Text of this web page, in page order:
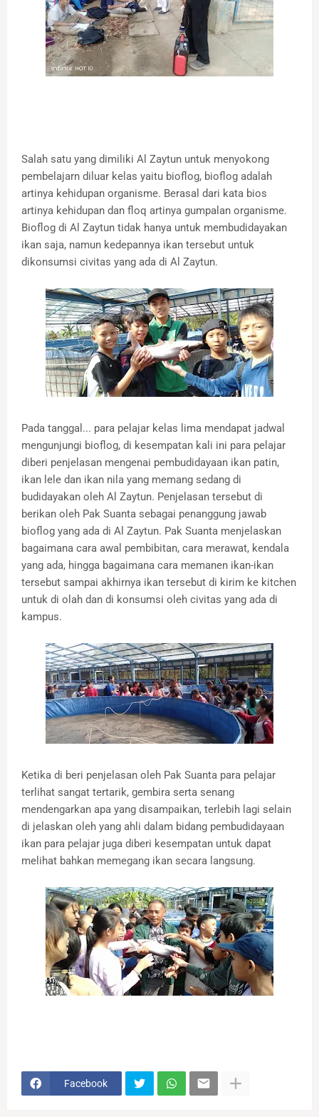
Salah satu yang dimiliki Al Zaytun untuk menyokong
pembelajarn diluar kelas yaitu bioflog, bioflog adalah
artinya kehidupan organisme. Berasal dari kata bios
artinya kehidupan dan floq artinya gumpalan organisme.
Bioflog di Al Zaytun tidak hanya untuk membudidayakan
ikan saja, namun kedepannya ikan tersebut untuk
dikonsumsi civitas yang ada di Al Zaytun.
Pada tanggal... para pelajar kelas lima mendapat jadwal
mengunjungi bioflog, di kesempatan kali ini para pelajar
diberi penjelasan mengenai pembudidayaan ikan patin,
ikan lele dan ikan nila yang memang sedang di
budidayakan oleh Al Zaytun. Penjelasan tersebut di
berikan oleh Pak Suanta sebagai penanggung jawab
bioflog yang ada di Al Zaytun. Pak Suanta menjelaskan
bagaimana cara awal pembibitan, cara merawat, kendala
yang ada, hingga bagaimana cara memanen ikan-ikan
tersebut sampai akhirnya ikan tersebut di kirim ke kitchen
untuk di olah dan di konsumsi oleh civitas yang ada di
kampus.
Ketika di beri penjelasan oleh Pak Suanta para pelajar
terlihat sangat tertarik, gembira serta senang
mendengarkan apa yang disampaikan, terlebih lagi selain
di jelaskan oleh yang ahli dalam bidang pembudidayaan
ikan para pelajar juga diberi kesempatan untuk dapat
melihat bahkan memegang ikan secara langsung.
Facebook